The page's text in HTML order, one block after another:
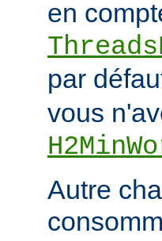
en
par
vous
Autre